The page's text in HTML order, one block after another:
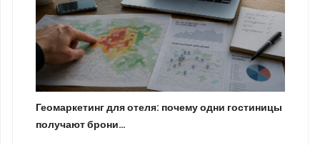
Геомаркетинг для отеля: почему одни гостиницы
получают брони…